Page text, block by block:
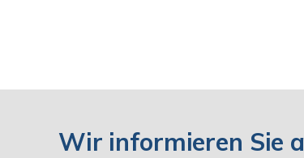
Wir informieren Sie